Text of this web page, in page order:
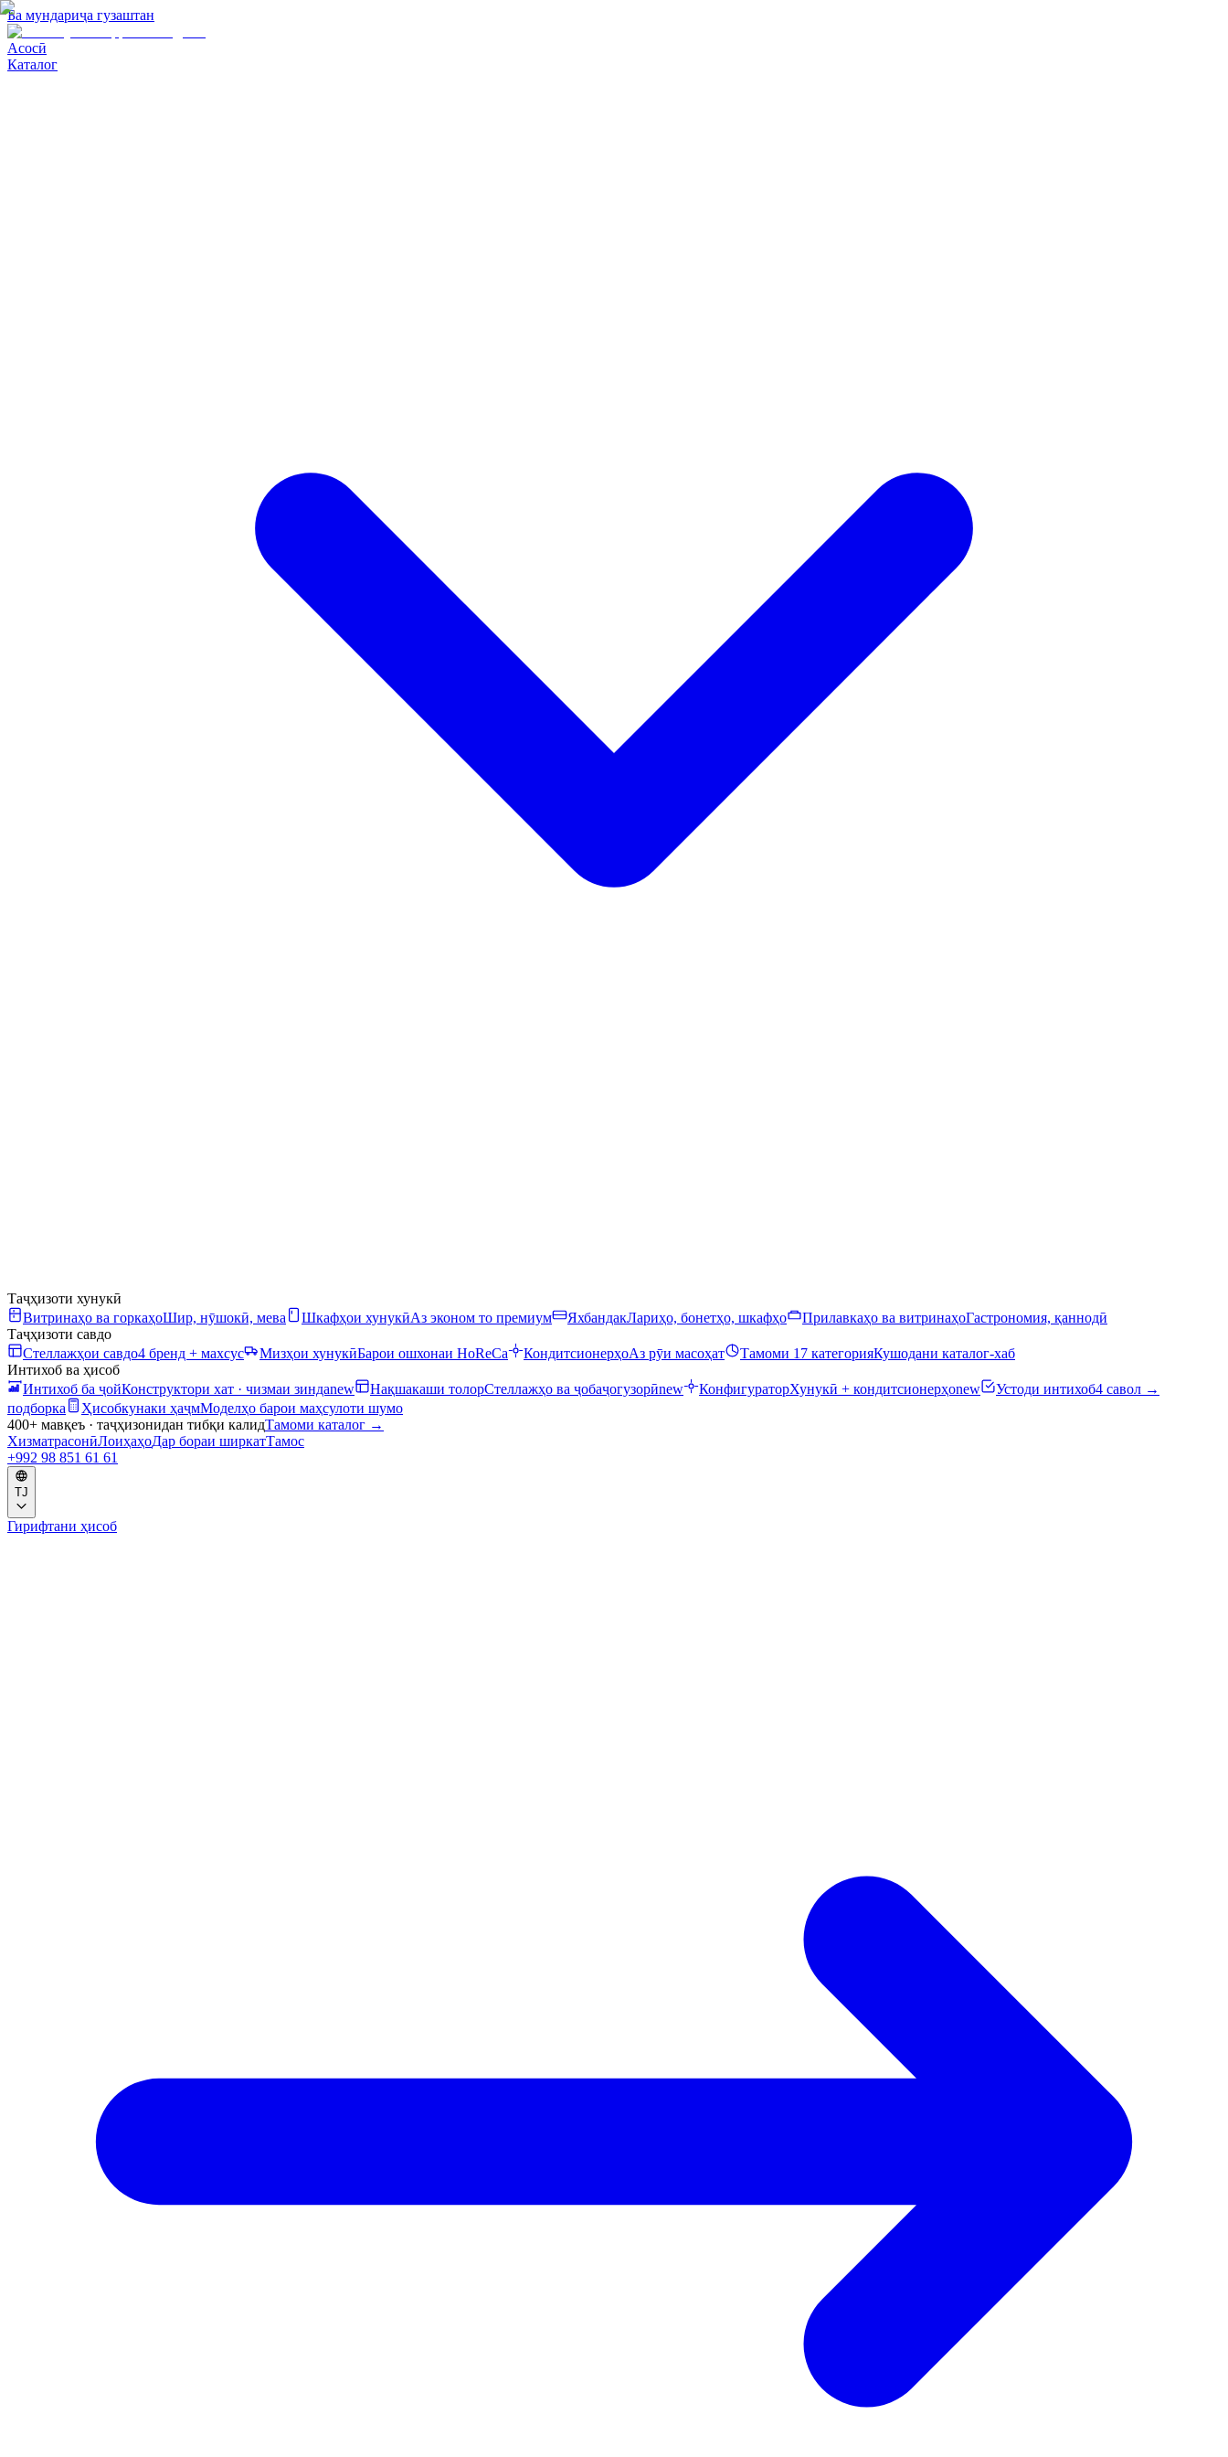
Ба мундариҷа гузаштан
Асосӣ
Каталог
Таҷҳизоти хунукӣ
Витринаҳо ва горкаҳоШир, нӯшокӣ, мева Шкафҳои хунукӣАз эконом то премиум ЯхбандакЛариҳо, бонетҳо, шкафҳо Прилавкаҳо ва витринаҳоГастрономия, қаннодӣ
Таҷҳизоти савдо
Стеллажҳои савдо4 бренд + махсус Мизҳои хунукӣБарои ошхонаи HoReCa КондитсионерҳоАз рӯи масоҳат Тамоми 17 категорияКушодани каталог-хаб
Интихоб ва ҳисоб
Интихоб ба ҷойКонструктори хат · чизмаи зиндаnew Нақшакаши толорСтеллажҳо ва ҷобаҷогузорӣnew КонфигураторХунукӣ + кондитсионерҳоnew Устоди интихоб4 савол →
подборка
Ҳисобкунаки ҳаҷмМоделҳо барои маҳсулоти шумо
400+ мавқеъ · таҷҳизонидан тибқи калидТамоми каталог →
ХизматрасонӣЛоиҳаҳоДар бораи ширкатТамос
+992 98 851 61 61
TJ
Гирифтани ҳисоб